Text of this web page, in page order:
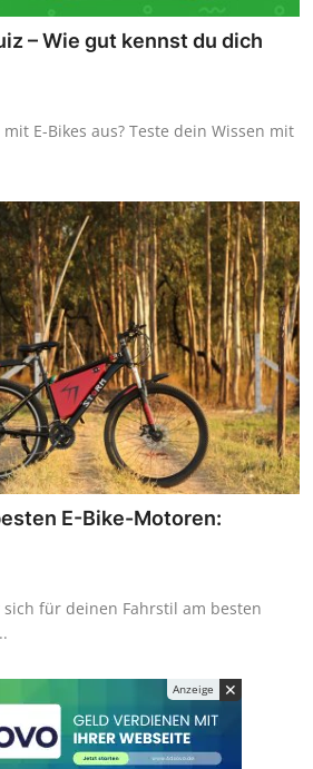
– Wie gut kennst du dich
E-Bikes aus? Teste dein Wissen mit
E-Bike-Motoren:
für deinen Fahrstil am besten
Anzeige ✕